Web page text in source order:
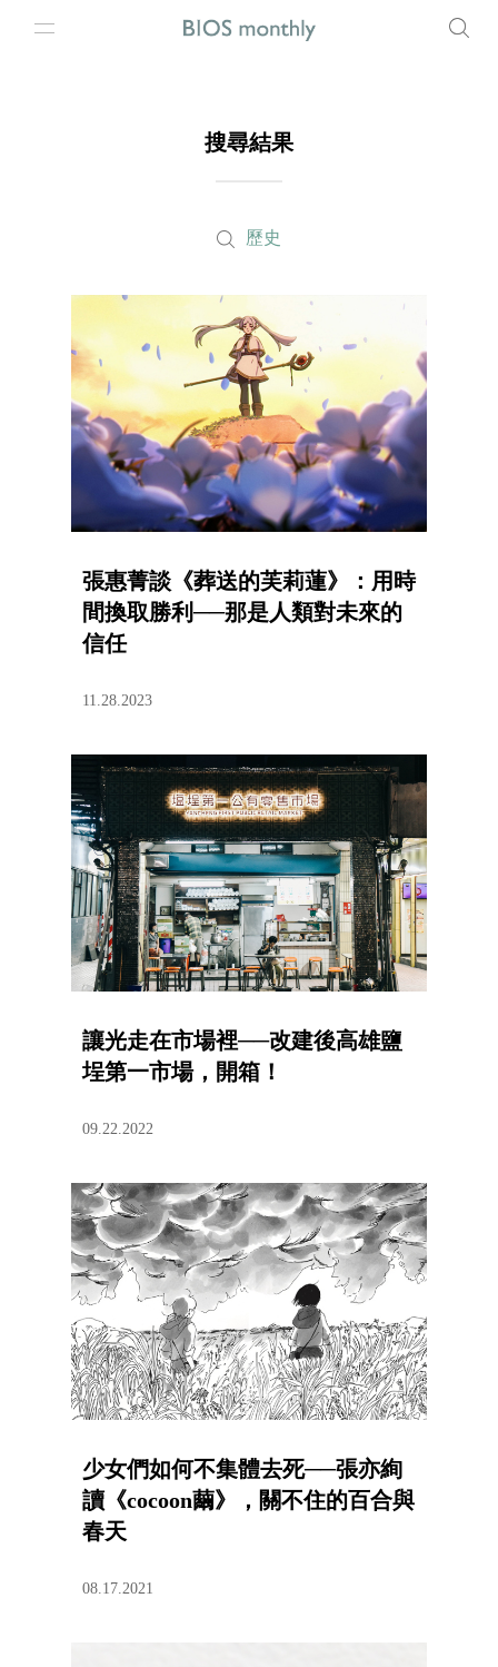
搜尋結果
歷史
張惠菁談《葬送的芙莉蓮》：用時
間換取勝利──那是人類對未來的
信任
11.28.2023
讓光走在市場裡──改建後高雄鹽
埕第一市場，開箱！
09.22.2022
少女們如何不集體去死──張亦絢
讀《cocoon繭》，關不住的百合與
春天
08.17.2021